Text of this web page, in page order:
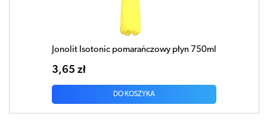
Jonolit Isotonic pomarańczowy płyn 750ml
3,65 zł
DO KOSZYKA